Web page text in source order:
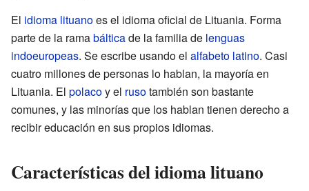
El idioma lituanoes el idioma oficial de Lituania. Forma
parte de la ramabálticade la familia de lenguas
indoeuropeas. Se escribe usando el alfabeto latino. Casi
cuatro millones de personas lo hablan, la mayoría en
Lituania. El polacoy el rusotambién son bastante
comunes, y las minorías que los hablan tienen derecho a
recibir educación en sus propios idiomas.
Características del idioma lituano